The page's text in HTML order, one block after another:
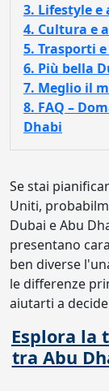
3. Lifestyle e
4. Cultura e
5. Trasporti
6. Più bella
7. Meglio il
8. FAQ –
Dhabi
Se stai
Uniti,
Dubai e Abu
presentano
ben diverse
le differenze
aiutarti a
Esplora la
tra Abu